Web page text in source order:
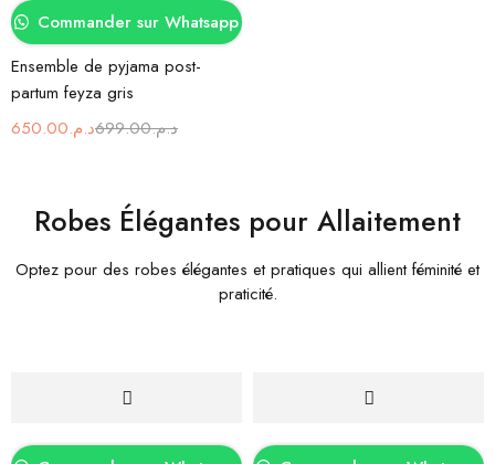
Commander sur Whatsapp
Ensemble de pyjama post-
partum feyza gris
د.م.699.00د.م.650.00
Robes Élégantes pour Allaitement
Optez pour des robes élégantes et pratiques qui allient féminité et
praticité.